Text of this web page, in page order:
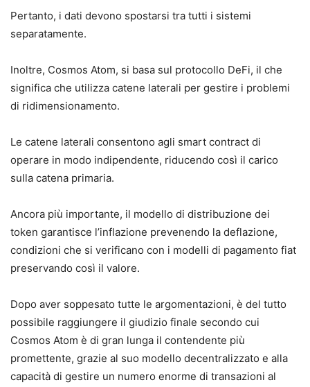
Pertanto, i dati devono spostarsi tra tutti i sistemi
separatamente.
Inoltre, Cosmos Atom, si basa sul protocollo DeFi, il che
significa che utilizza catene laterali per gestire i problemi
di ridimensionamento.
Le catene laterali consentono agli smart contract di
operare in modo indipendente, riducendo così il carico
sulla catena primaria.
Ancora più importante, il modello di distribuzione dei
token garantisce l’inflazione prevenendo la deflazione,
condizioni che si verificano con i modelli di pagamento fiat
preservando così il valore.
Dopo aver soppesato tutte le argomentazioni, è del tutto
possibile raggiungere il giudizio finale secondo cui
Cosmos Atom è di gran lunga il contendente più
promettente, grazie al suo modello decentralizzato e alla
capacità di gestire un numero enorme di transazioni al